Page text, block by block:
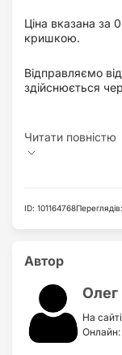
Ціна вказана за
кришкою.
Відправляємо
здійснюється
ID: 101164768Переглядів:
Автор
Олег
На
Онлайн: